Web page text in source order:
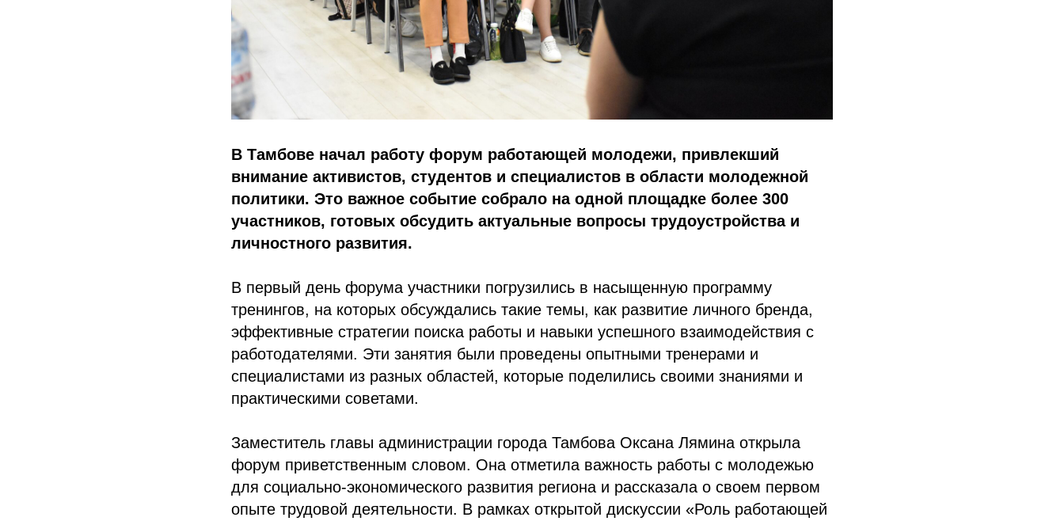
В Тамбове начал работу форум работающей молодежи, привлекший
внимание активистов, студентов и специалистов в области молодежной
политики. Это важное событие собрало на одной площадке более 300
участников, готовых обсудить актуальные вопросы трудоустройства и
личностного развития.
В первый день форума участники погрузились в насыщенную программу
тренингов, на которых обсуждались такие темы, как развитие личного бренда,
эффективные стратегии поиска работы и навыки успешного взаимодействия с
работодателями. Эти занятия были проведены опытными тренерами и
специалистами из разных областей, которые поделились своими знаниями и
практическими советами.
Заместитель главы администрации города Тамбова Оксана Лямина открыла
форум приветственным словом. Она отметила важность работы с молодежью
для социально-экономического развития региона и рассказала о своем первом
опыте трудовой деятельности. В рамках открытой дискуссии «Роль работающей